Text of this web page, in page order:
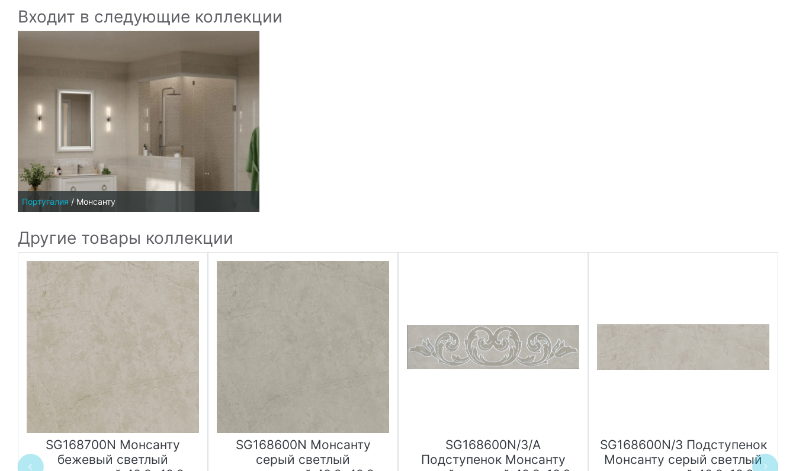
Входит в следующие коллекции
Португалия / Монсанту
Другие товары коллекции
SG168700N Монсанту
бежевый светлый
SG168600N Монсанту
серый светлый
SG168600N/3/A
Подступенок Монсанту
SG168600N/3 Подступенок
Монсанту серый светлый